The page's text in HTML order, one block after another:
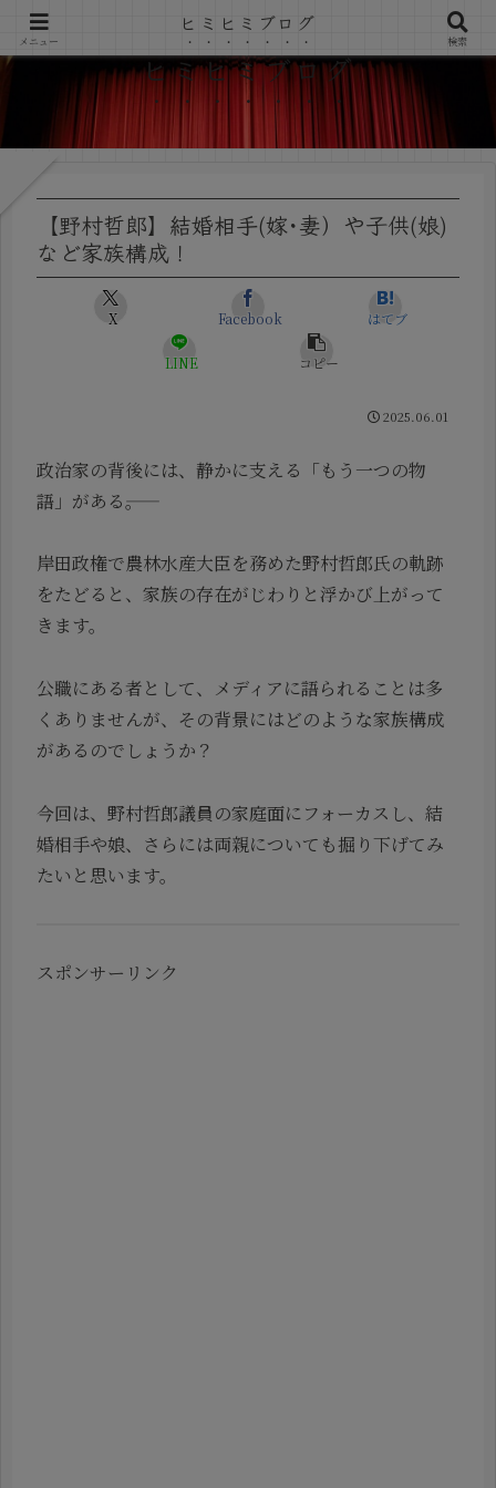
ヒミヒミブログ
【野村哲郎】結婚相手(嫁･妻）や子供(娘)
など家族構成！
X Facebook はてブ
LINE コピー
2025.06.01
政治家の背後には、静かに支える「もう一つの物
語」がある――。
岸田政権で農林水産大臣を務めた野村哲郎氏の軌跡
をたどると、家族の存在がじわりと浮かび上がって
きます。
公職にある者として、メディアに語られることは多
くありませんが、その背景にはどのような家族構成
があるのでしょうか？
今回は、野村哲郎議員の家庭面にフォーカスし、結
婚相手や娘、さらには両親についても掘り下げてみ
たいと思います。
スポンサーリンク
メニュー
ヒミヒミブログ
検索